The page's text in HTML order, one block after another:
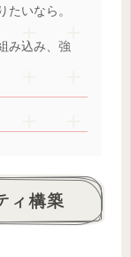
たいなら。
み込み、強
ィ構築